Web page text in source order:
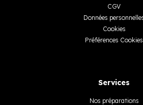
CGV
Données
Cookies
Préférences Cookies
Services
Nos préparations